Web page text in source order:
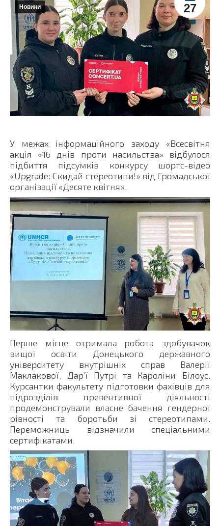
27
Новини
У межах інформаційного заходу «Всесвітня
акція «16 днів проти насильства» відбулося
підбиття підсумків конкурсу шортс-відео
«Upgrade: Скидай стереотипи!» від Громадської
організації «Десяте квітня».
Перше місце отримала робота здобувачок
вищої освіти Донецького державного
університету внутрішніх справ Валерії
Маклакової, Дар’ї Путрі та Кароліни Білоус.
Курсантки факультету підготовки фахівців для
підрозділів превентивної діяльності
продемонстрували власне бачення гендерної
рівності та боротьби зі стереотипами.
Переможниць відзначили спеціальними
сертифікатами.